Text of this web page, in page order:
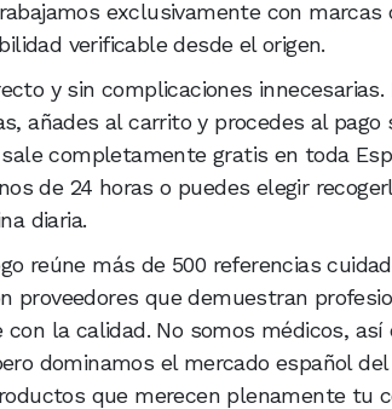
exclusivamente con
verificable desde el origen.
y sin complicaciones
añades al carrito y procedes al
completamente gratis en toda
de 24 horas o puedes elegir
diaria.
reúne más de 500 referencias
proveedores que demuestran
con la calidad. No somos médicos,
dominamos el mercado español
que merecen plenamente tu